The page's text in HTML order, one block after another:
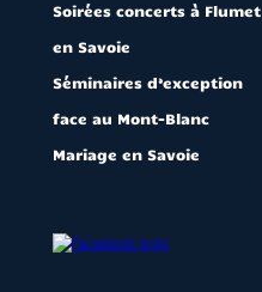
Soirées concerts à Flumet
en Savoie
Séminaires d’exception
face au Mont-Blanc
Mariage en Savoie